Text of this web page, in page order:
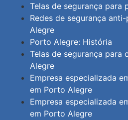
Telas de segurança para
Redes de segurança
Alegre
Porto Alegre: História
Telas de segurança para
Alegre
Empresa especializada
em Porto Alegre
Empresa especializada
em Porto Alegre